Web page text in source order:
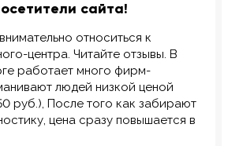
сайта!
относиться к
центра. Читайте отзывы. В
работает много фирм-
людей низкой ценой
руб.), После того как забирают
цена сразу повышается в